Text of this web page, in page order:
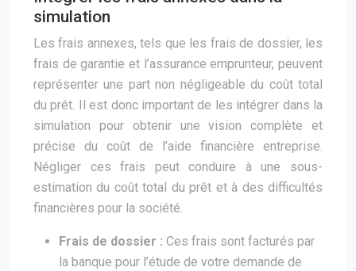
simulation
Les frais annexes, tels que les frais de dossier, les
frais de garantie et l’assurance emprunteur, peuvent
représenter une part non négligeable du coût total
du prêt. Il est donc important de les intégrer dans la
simulation pour obtenir une vision complète et
précise du coût de l’aide financière entreprise.
Négliger ces frais peut conduire à une sous-
estimation du coût total du prêt et à des difficultés
financières pour la société.
Frais de dossier : Ces frais sont facturés par
la banque pour l’étude de votre demande de